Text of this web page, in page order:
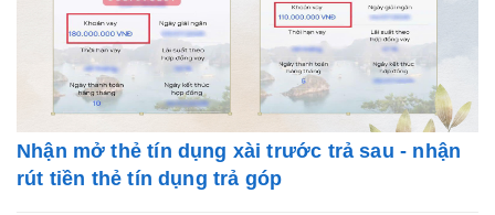
Nhận mở thẻ tín dụng xài trước trả sau - nhận
rút tiền thẻ tín dụng trả góp